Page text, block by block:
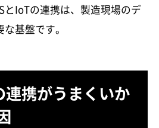
とIoTの連携は、製造現場のデ
基盤です。
連携がうまくいか